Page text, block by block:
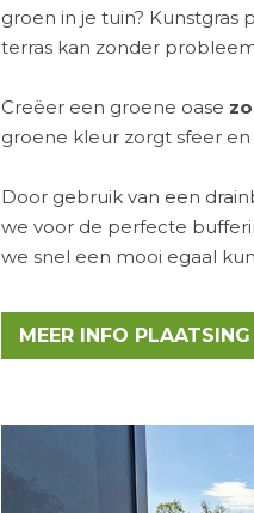
groen in je tuin? Kunstgras
terras kan zonder
Creëer een groene oase
groene kleur zorgt sfeer
Door gebruik van een
we voor de perfecte
we snel een mooi egaal
MEER INFO